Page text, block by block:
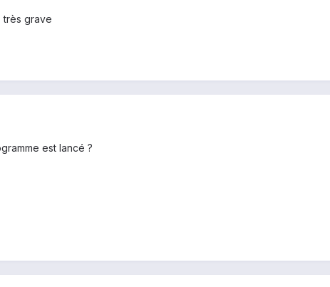
très grave
est lancé ?